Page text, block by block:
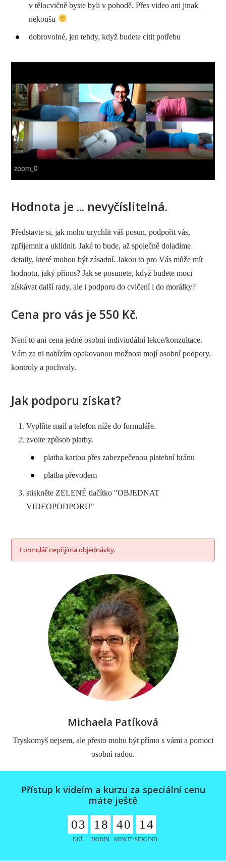
v tělocvičně byste byli v pohodě. Přes video ani jinak
nekoušu
dobrovolné, jen tehdy, když budete cítit potřebu
Hodnota je ... nevyčíslitelná.
Představte si, jak mohu urychlit váš posun, podpořit vás,
zpříjemnit a uklidnit. Jaké to bude, až společně doladíme
detaily, které mohou být zásadní. Jakou to pro Vás může mít
hodnotu, jaký přínos? Jak se posunete, když budete moci
získávat další rady, ale i podporu do cvičení i do morálky?
Cena pro vás je 550 Kč.
Není to ani cena jedné osobní indiviudální lekce/konzultace.
Vám za ni nabízím opakovanou možnost mojí osobní podpory,
kontroly a pochvaly.
Jak podporu získat?
Vyplňte mail a telefon níže do formuláře.
zvolte způsob platby.
platba kartou přes zabezpečenou platební bránu
platba převodem
stiskněte ZELENÉ tlačítko "OBJEDNAT
VIDEOPODPORU"
Formulář nepřijímá objednávky.
Michaela Patíková
Tryskomyš nejsem, ale přesto mohu být přímo s vámi a pomoci
osobní radou.
Přístup k videím a kurzu za speciální cenu
máte ještě
03
DNÍ
1 8
HODIN
40
MINUT
1 3
SEKUND